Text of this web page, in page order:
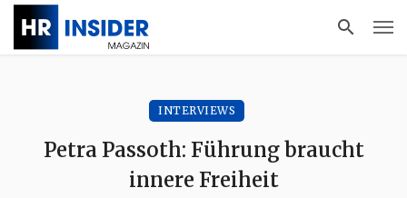
INTERVIEWS
Petra Passoth: Führung braucht
innere Freiheit